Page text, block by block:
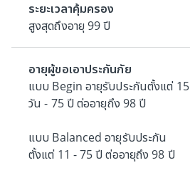
ระยะเวลาคุ้มครอง
สูงสุดถึงอายุ 99 ปี
อายุผู้ขอเอาประกันภัย
แบบ Begin อายุรับประกันตั้งแต่ 15
วัน - 75 ปี ต่ออายุถึง 98 ปี
แบบ Balanced​ อายุรับประกัน
ตั้งแต่ 11 - 75 ปี ต่ออายุถึง 98 ปี